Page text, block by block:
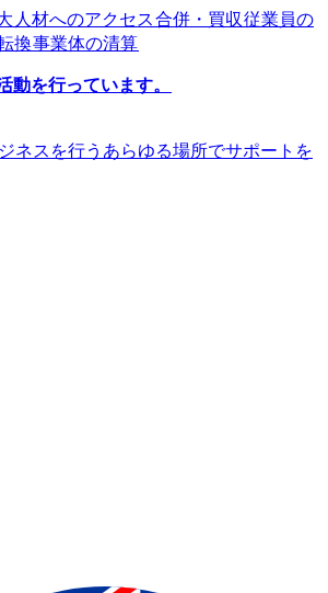
人材へのアクセス​​合併・買収​​従業員の
換​​事業体の清算​​
動を行っています。​​
ネスを行うあらゆる場所でサポートを